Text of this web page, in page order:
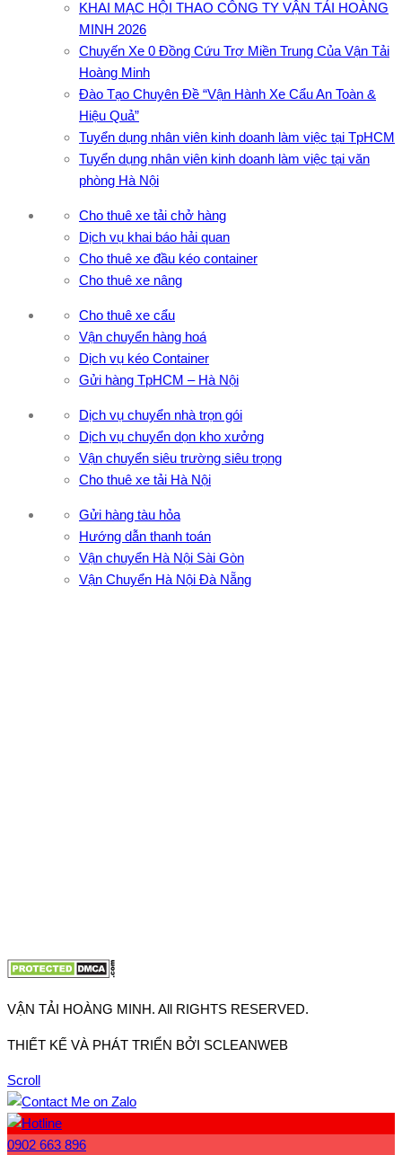
KHAI MẠC HỘI THAO CÔNG TY VẬN TẢI HOÀNG
MINH 2026
Chuyến Xe 0 Đồng Cứu Trợ Miền Trung Của Vận Tải
Hoàng Minh
Đào Tạo Chuyên Đề “Vận Hành Xe Cẩu An Toàn &
Hiệu Quả”
Tuyển dụng nhân viên kinh doanh làm việc tại TpHCM
Tuyển dụng nhân viên kinh doanh làm việc tại văn
phòng Hà Nội
Cho thuê xe tải chở hàng
Dịch vụ khai báo hải quan
Cho thuê xe đầu kéo container
Cho thuê xe nâng
Cho thuê xe cẩu
Vận chuyển hàng hoá
Dịch vụ kéo Container
Gửi hàng TpHCM – Hà Nội
Dịch vụ chuyển nhà trọn gói
Dịch vụ chuyển dọn kho xưởng
Vận chuyển siêu trường siêu trọng
Cho thuê xe tải Hà Nội
Gửi hàng tàu hỏa
Hướng dẫn thanh toán
Vận chuyển Hà Nội Sài Gòn
Vận Chuyển Hà Nội Đà Nẵng
VẬN TẢI HOÀNG MINH. All RIGHTS RESERVED.
THIẾT KẾ VÀ PHÁT TRIỂN BỞI SCLEANWEB
Scroll
0902 663 896